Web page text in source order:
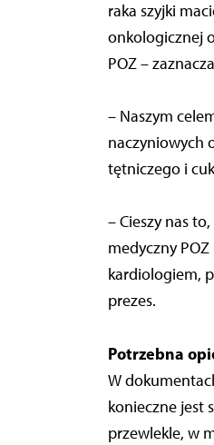
raka szyjki
onkologicznej
POZ –
– Naszym
naczyniowych
tętniczego i
– Cieszy nas
medyczny
kardiologiem,
prezes.
Potrzebna
W
konieczne jest
przewlekle, w